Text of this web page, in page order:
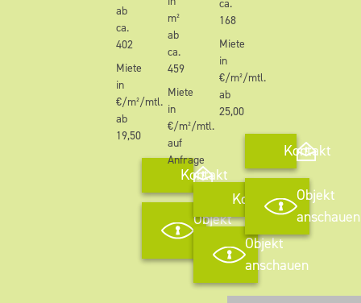
ab
ca.
402
Miete
in
€/m²/mtl.
ab
19,50
Kontakt
Objekt
anschauen
m²
ab
ca.
459
Miete
in
€/m²/mtl.
auf
Anfrage
Kontakt
Objekt
anschauen
ca.
168
Miete
in
€/m²/mtl.
ab
25,00
Kontakt
Objekt
anschauen